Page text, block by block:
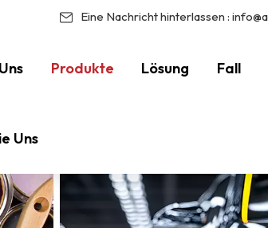
Eine Nachricht hinterlassen :
Produkte Lösung Fall
Uns